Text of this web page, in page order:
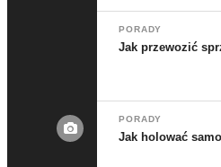
PORADY
Jak przewozić
PORADY
Jak holować